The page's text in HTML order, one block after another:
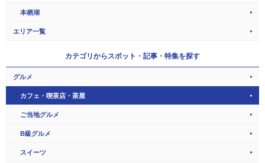
本栖湖
エリア一覧
カテゴリからスポット・記事・特集を探す
グルメ
カフェ・喫茶店・茶屋
ご当地グルメ
B級グルメ
スイーツ